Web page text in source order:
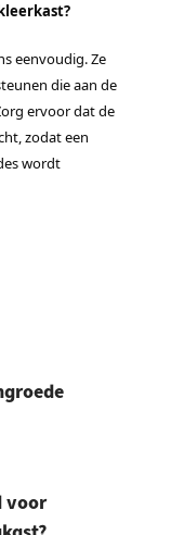
eenvoudig. Ze
die aan de
ervoor dat de
zodat een
wordt
voor